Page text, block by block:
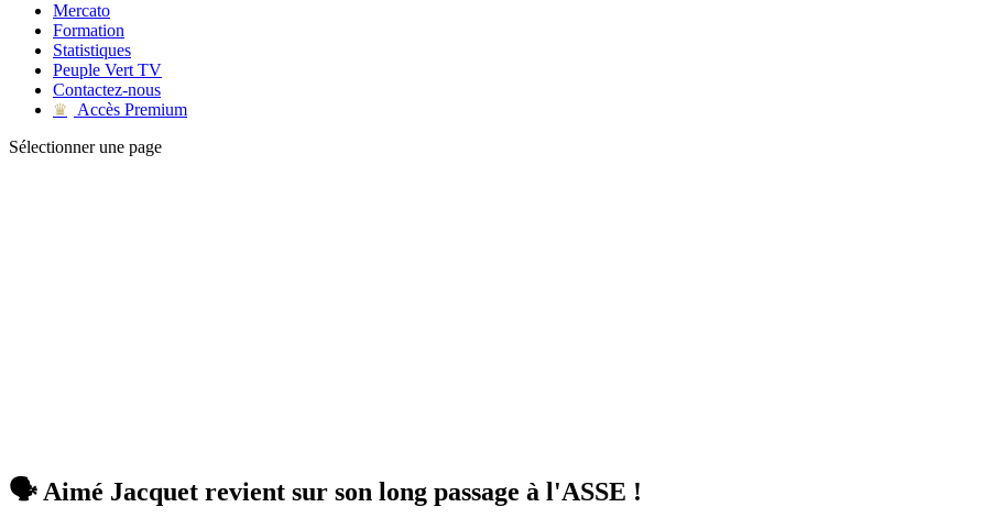
Mercato
Formation
Statistiques
Peuple Vert TV
Contactez-nous
♛
Accès Premium
Sélectionner une page
🗣 Aimé Jacquet revient sur son long passage à l'ASSE !